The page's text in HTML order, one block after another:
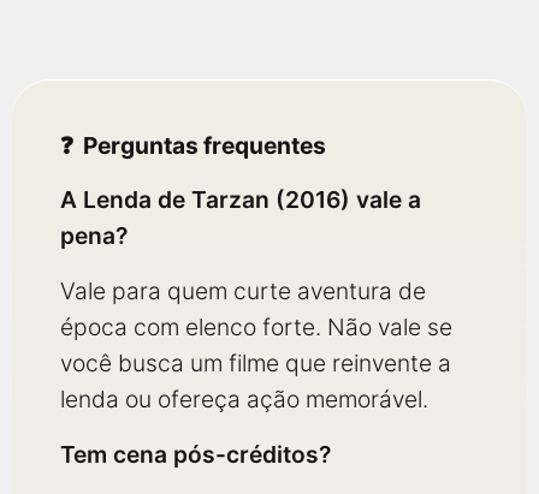
Perguntas frequentes
A Lenda de Tarzan (2016) vale a
pena?
Vale para quem curte aventura de
época com elenco forte. Não vale se
você busca um filme que reinvente a
lenda ou ofereça ação memorável.
Tem cena pós-créditos?